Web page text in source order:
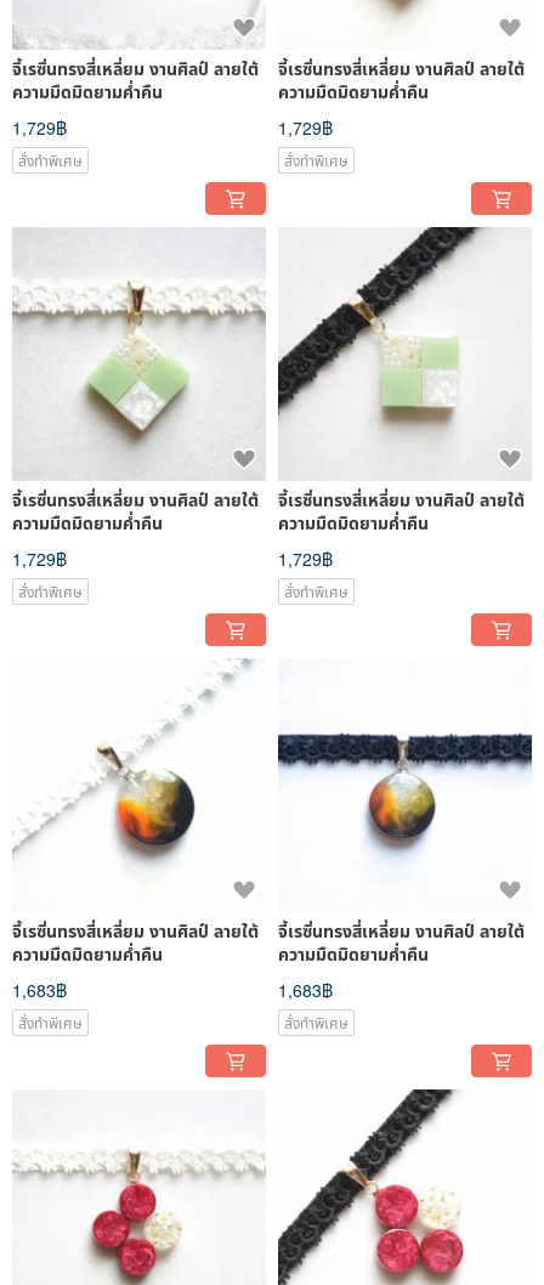
จี้เรซิ่นทรงสี่เหลี่ยม งานศิลป์ ลายใต้
ความมืดมิดยามค่ำคืน
1,729฿
สั่งทำพิเศษ
จี้เรซิ่นทรงสี่เหลี่ยม งานศิลป์ ลายใต้
ความมืดมิดยามค่ำคืน
1,729฿
สั่งทำพิเศษ
จี้เรซิ่นทรงสี่เหลี่ยม งานศิลป์ ลายใต้
ความมืดมิดยามค่ำคืน
1,729฿
สั่งทำพิเศษ
จี้เรซิ่นทรงสี่เหลี่ยม งานศิลป์ ลายใต้
ความมืดมิดยามค่ำคืน
1,729฿
สั่งทำพิเศษ
จี้เรซิ่นทรงสี่เหลี่ยม งานศิลป์ ลายใต้
ความมืดมิดยามค่ำคืน
1,683฿
สั่งทำพิเศษ
จี้เรซิ่นทรงสี่เหลี่ยม งานศิลป์ ลายใต้
ความมืดมิดยามค่ำคืน
1,683฿
สั่งทำพิเศษ